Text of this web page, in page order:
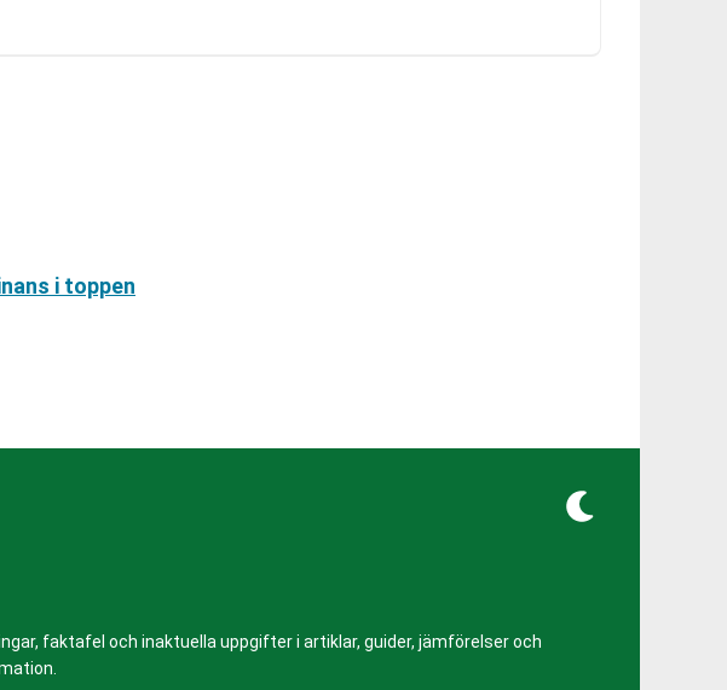
i toppen
faktafel och inaktuella uppgifter i artiklar, guider, jämförelser och